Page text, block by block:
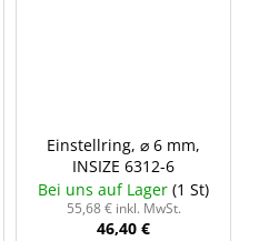
Einstellring, ⌀ 6 mm,
INSIZE 6312-6
Bei uns auf Lager (1 St)
55,68 € inkl. MwSt.
46,40 €